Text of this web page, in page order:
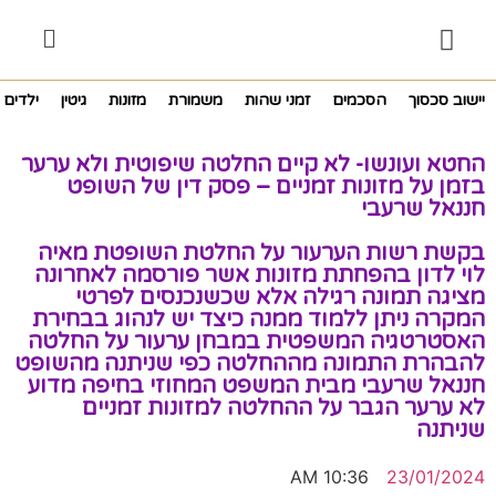
יישוב סכסוך הסכמים זמני שהות משמורת מזונות גיטין ילדים
החטא ועונשו- לא קיים החלטה שיפוטית ולא ערער
בזמן על מזונות זמניים – פסק דין של השופט
חננאל שרעבי
בקשת רשות הערעור על החלטת השופטת מאיה
לוי לדון בהפחתת מזונות אשר פורסמה לאחרונה
מציגה תמונה רגילה אלא שכשנכנסים לפרטי
המקרה ניתן ללמוד ממנה כיצד יש לנהוג בבחירת
האסטרטגיה המשפטית במבחן ערעור על החלטה
להבהרת התמונה מההחלטה כפי שניתנה מהשופט
חננאל שרעבי מבית המשפט המחוזי בחיפה מדוע
לא ערער הגבר על ההחלטה למזונות זמניים
שניתנה
23/01/2024
10:36 AM